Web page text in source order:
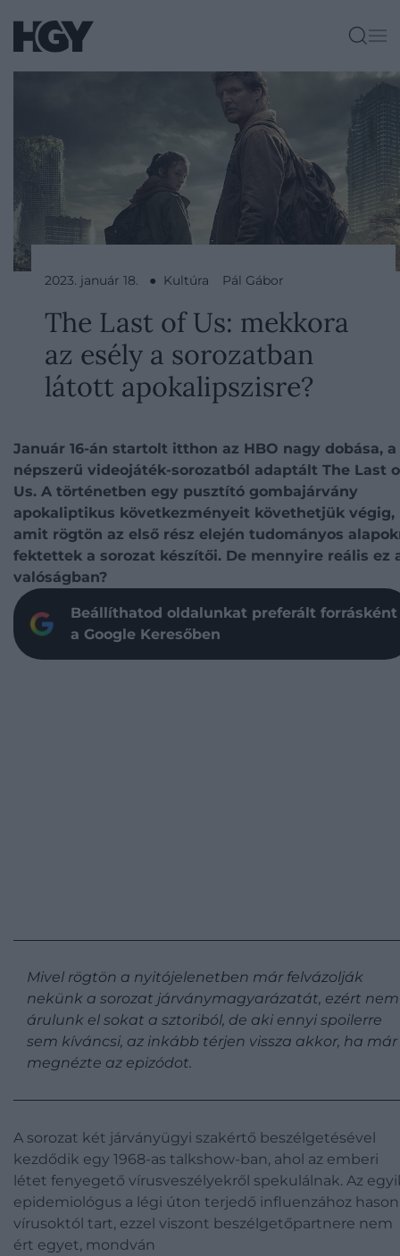
2023. január 18. ● Kultúra Pál Gábor
The Last of Us: mekkora
az esély a sorozatban
látott apokalipszisre?
Január 16-án startolt itthon az HBO nagy dobása, a
népszerű videojáték-sorozatból adaptált The Last
Us. A történetben egy pusztító gombajárvány
apokaliptikus következményeit követhetjük végig,
amit rögtön az első rész elején tudományos
fektettek a sorozat készítői. De mennyire reális ez
valóságban?
Beállíthatod oldalunkat preferált forrásként
a Google Keresőben
Mivel rögtön a nyitójelenetben már felvázolják
nekünk a sorozat járványmagyarázatát, ezért nem
árulunk el sokat a sztoriból, de aki ennyi spoilerre
sem kíváncsi, az inkább térjen vissza akkor, ha már
megnézte az epizódot.
A sorozat két járványügyi szakértő beszélgetésével
kezdődik egy 1968-as talkshow-ban, ahol az emberi
létet fenyegető vírusveszélyekről spekulálnak. Az
epidemiológus a légi úton terjedő influenzához
vírusoktól tart, ezzel viszont beszélgetőpartnere nem
ért egyet, mondván